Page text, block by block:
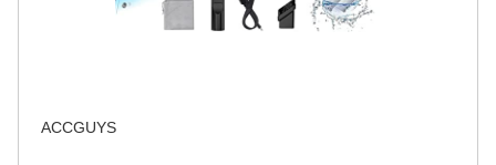
ACCGUYS